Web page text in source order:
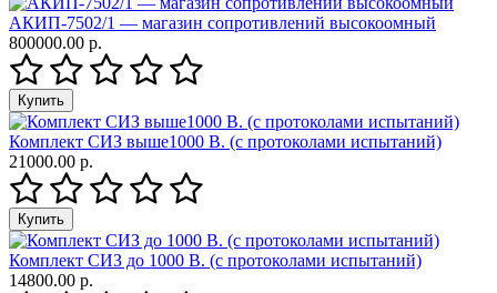
АКИП-7502/1 — магазин сопротивлений высокоомный
800000.00 р.
Комплект СИЗ выше1000 В. (с протоколами испытаний)
21000.00 р.
Комплект СИЗ до 1000 В. (с протоколами испытаний)
14800.00 р.